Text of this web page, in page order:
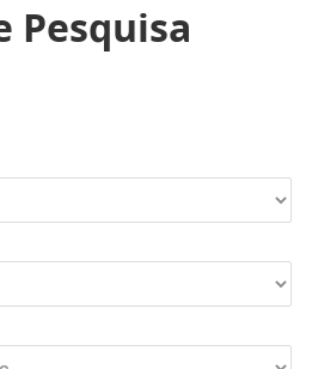
Pesquisa